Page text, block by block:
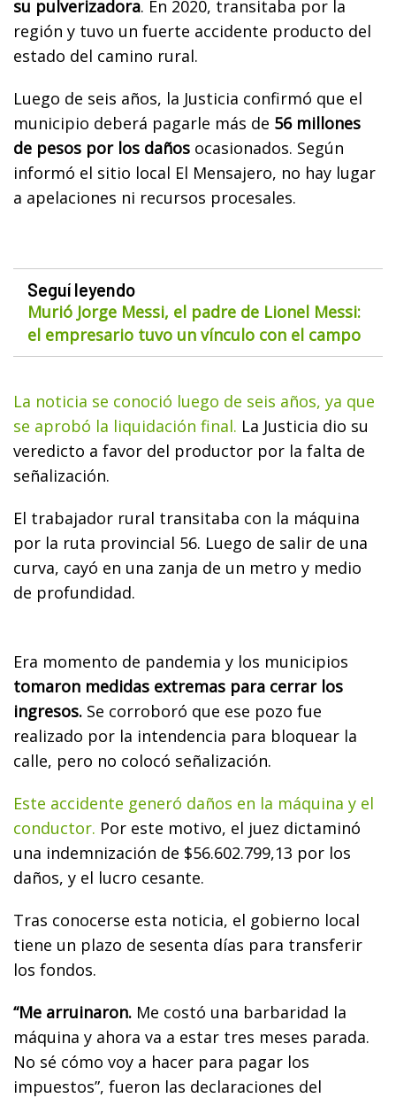
su pulverizadora. En 2020, transitaba por la
región y tuvo un fuerte accidente producto del
estado del camino rural.
Luego de seis años, la Justicia confirmó que el
municipio deberá pagarle más de 56 millones
de pesos por los daños ocasionados. Según
informó el sitio local El Mensajero, no hay lugar
a apelaciones ni recursos procesales.
Seguí leyendo
Murió Jorge Messi, el padre de Lionel Messi:
el empresario tuvo un vínculo con el campo
La noticia se conoció luego de seis años, ya que
se aprobó la liquidación final. La Justicia dio su
veredicto a favor del productor por la falta de
señalización.
El trabajador rural transitaba con la máquina
por la ruta provincial 56. Luego de salir de una
curva, cayó en una zanja de un metro y medio
de profundidad.
Era momento de pandemia y los municipios
tomaron medidas extremas para cerrar los
ingresos. Se corroboró que ese pozo fue
realizado por la intendencia para bloquear la
calle, pero no colocó señalización.
Este accidente generó daños en la máquina y el
conductor. Por este motivo, el juez dictaminó
una indemnización de $56.602.799,13 por los
daños, y el lucro cesante.
Tras conocerse esta noticia, el gobierno local
tiene un plazo de sesenta días para transferir
los fondos.
“Me arruinaron. Me costó una barbaridad la
máquina y ahora va a estar tres meses parada.
No sé cómo voy a hacer para pagar los
impuestos”, fueron las declaraciones del